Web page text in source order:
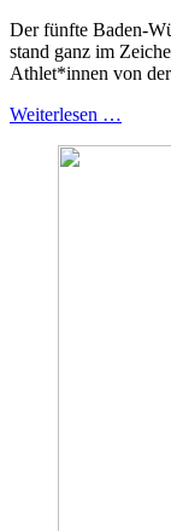
Der fünfte Baden-
stand ganz im
Athlet*innen von
Weiterlesen …